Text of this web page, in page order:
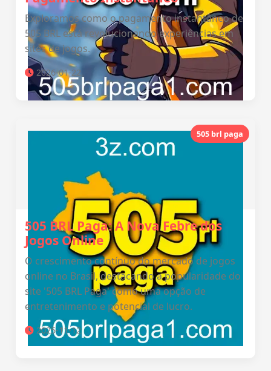
Exploramos como o pagamento instantâneo de
505 BRL está revolucionando experiências em
sites de jogos.
2026-01-22
505 brl paga
505 BRL Paga: A Nova Febre dos
Jogos Online
O crescimento contínuo do mercado de jogos
online no Brasil, destacando a popularidade do
site '505 BRL Paga' como uma opção de
entretenimento e potencial de lucro.
2025-11-12